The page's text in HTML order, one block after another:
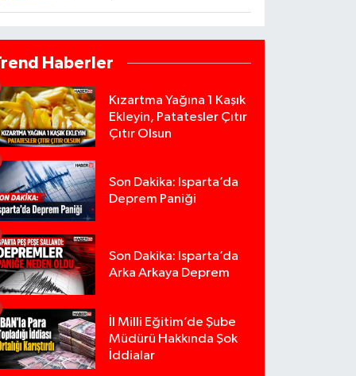
Haberler
Kızartma Yağına 1 Kaşık
Ekleyin, Patatesler Çıtır
Çıtır Olsun
Son Dakika: Isparta’da
Deprem Paniği
Son Dakika: Isparta’da
Arka Arkaya Deprem
İl Milli Eğitim’de Şube
Müdürü Hakkında Şok
İddialar